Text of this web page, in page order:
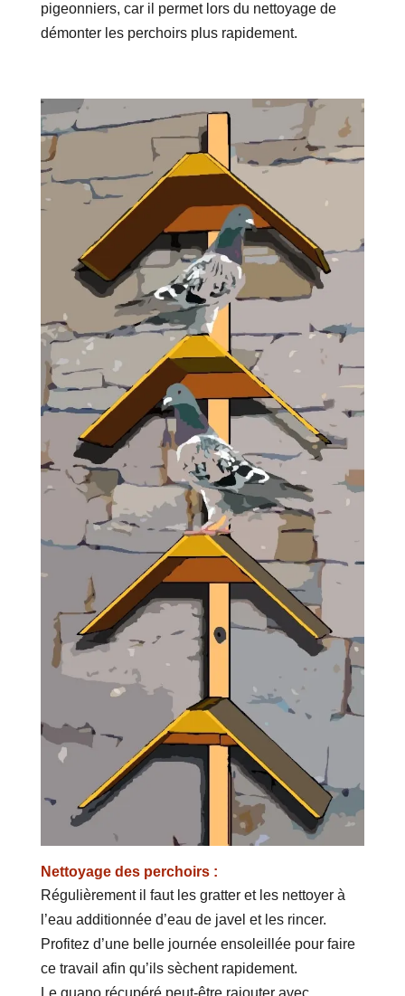
pigeonniers, car il permet lors du nettoyage de
démonter les perchoirs plus rapidement.
Nettoyage des perchoirs :
Régulièrement il faut les gratter et les nettoyer à
l’eau additionnée d’eau de javel et les rincer.
Profitez d’une belle journée ensoleillée pour faire
ce travail afin qu’ils sèchent rapidement.
Le guano récupéré peut-être rajouter avec